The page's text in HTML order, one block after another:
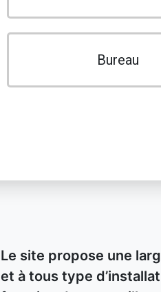
Bureau
Le site propose une
et à tous type